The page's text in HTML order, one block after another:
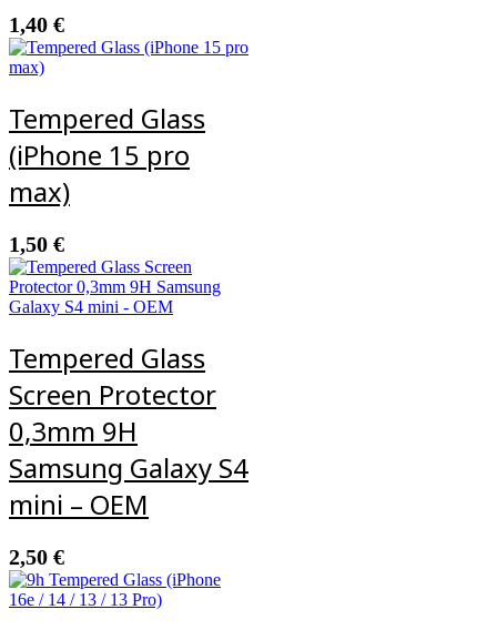
1,40 €
Tempered Glass
(iPhone 15 pro
max)
1,50 €
Tempered Glass
Screen Protector
0,3mm 9H
Samsung Galaxy S4
mini – OEM
2,50 €